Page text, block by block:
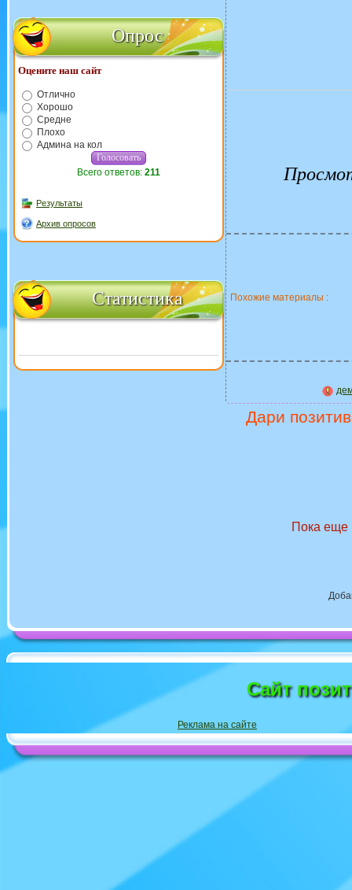
Опрос
Оцените наш сайт
Отлично
Хорошо
Средне
Плохо
Админа на кол
Всего ответов: 211
Результаты
Архив опросов
Статистика Похожие материалы :
Дари
Пока еще
Сайт
Реклама на сайте